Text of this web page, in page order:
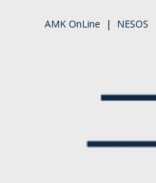
AMK OnLine | NESOS